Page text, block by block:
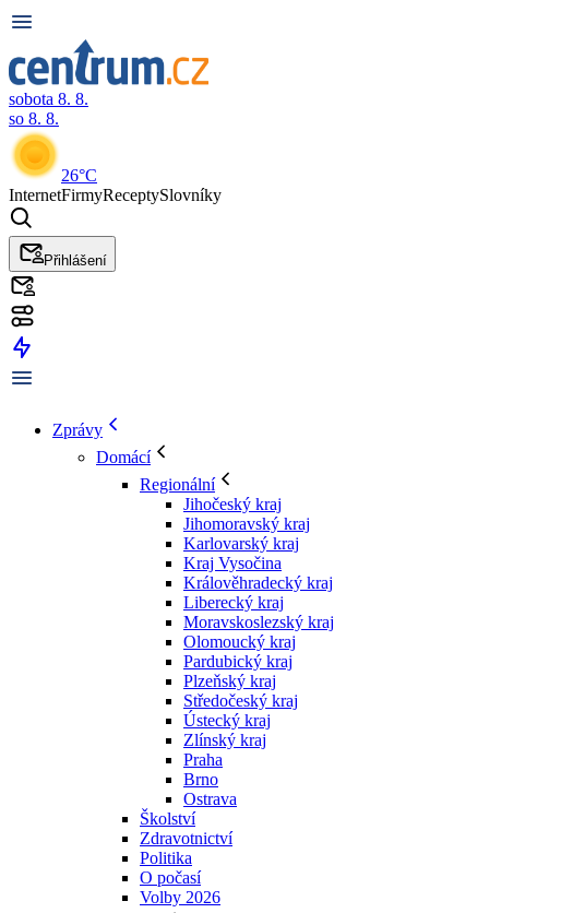
sobota 8. 8.
so 8. 8.
26°C
InternetFirmyReceptySlovníky
Přihlášení
Zprávy
Domácí
Regionální
Jihočeský kraj
Jihomoravský kraj
Karlovarský kraj
Kraj Vysočina
Králověhradecký kraj
Liberecký kraj
Moravskoslezský kraj
Olomoucký kraj
Pardubický kraj
Plzeňský kraj
Středočeský kraj
Ústecký kraj
Zlínský kraj
Praha
Brno
Ostrava
Školství
Zdravotnictví
Politika
O počasí
Volby 2026